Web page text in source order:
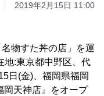
2019年2月15日 11:00
物すた丼の店」を運
地:東京都中野区、代
日(金)、福岡県福岡
岡天神店』をオープ